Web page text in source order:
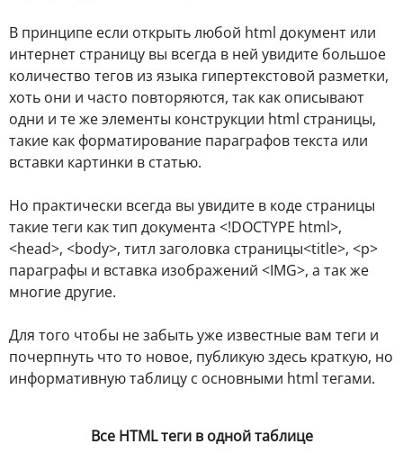
В принципе если открыть любой html документ или
интернет страницу вы всегда в ней увидите большое
количество тегов из языка гипертекстовой разметки,
хоть они и часто повторяются, так как описывают
одни и те же элементы конструкции html страницы,
такие как форматирование параграфов текста или
вставки картинки в статью.
Но практически всегда вы увидите в коде страницы
такие теги как тип документа <!DOCTYPE html>,
<head>, <body>, титл заголовка страницы<title>, <p>
параграфы и вставка изображений <IMG>, а так же
многие другие.
Для того чтобы не забыть уже известные вам теги и
почерпнуть что то новое, публикую здесь краткую, но
информативную таблицу с основными html тегами.
Все HTML теги в одной таблице